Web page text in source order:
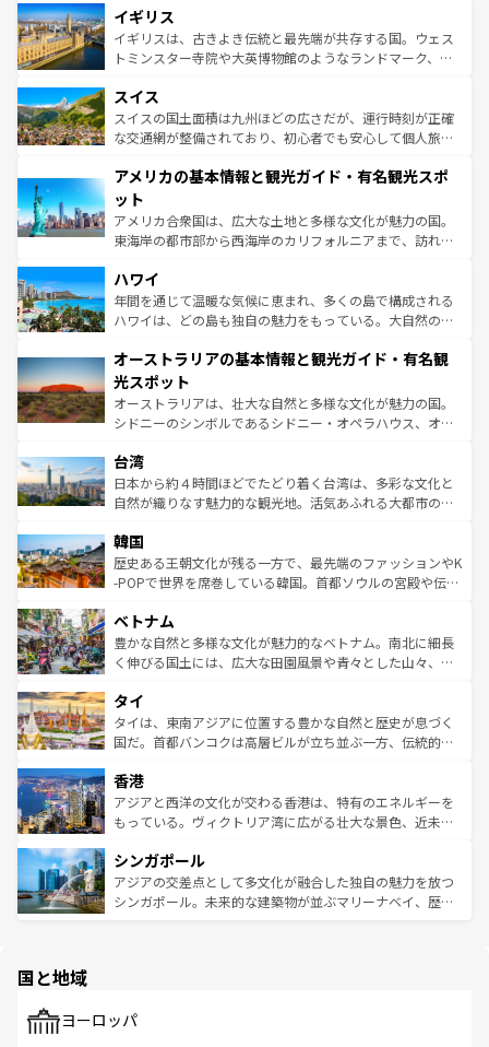
香り高いラベンダー畑など、多彩な楽しみ方が可能だ。さ
らに、パリ以外の地域にも魅力が溢れており、どの街角に
も豊かな歴史と文化が息づいている。パリ以外の個性あふ
を参照してほしい。
顔を持つこの国は、どこを歩いても飽きることがない。ベ
ルリンの文化的活気、バイエルン州のアルプスの絶景、そ
してライン川沿いのワイン畑といった風景は必見。ビール
は、お酒好きな人にはぜひ体験してほしい。 なお、新着の
ドイツ情報はコンテンツ一覧を参照してほしい。
イギリス
イギリスは、古きよき伝統と最先端が共存する国。ウェス
トミンスター寺院や大英博物館のようなランドマーク、歴
リアごとに異なる魅力がある。また、優雅なアフタヌーン
ティー、ビール好きにはたまらない英国パブ、サッカー観
戦など、本場だからこそできる体験も豊富。イギリスを旅
ンツ一覧を参照してほしい。
スイス
スイスの国土面積は九州ほどの広さだが、運行時刻が正確
な交通網が整備されており、初心者でも安心して個人旅行
の建物がそのまま残る町や、スイスならではのユニークな
博物館もあり、アルプス観光だけでなく町歩きも満喫する
ことができる。国民の所得が高いため物価も高いが、旅行
者向けの交通パス提供のサービスもあり、うまく活用すれ
着のスイス情報は
アメリカの基本情報と観光ガイド・有名観光スポ
ット
アメリカ合衆国は、広大な土地と多様な文化が魅力の国。
東海岸の都市部から西海岸のカリフォルニアまで、訪れる
のような巨大都市は、観光、ショッピング、エンターテイ
ンメントが詰まった刺激的なスポットだ。一方、アメリカ
西部には大自然が広がり、グランドキャニオンやイエロー
部のニューオーリンズでは、音楽と美食が融合した独特の
文化が魅力。旅行者はアメリカの各地域で異なる魅力を楽
しみながら、その多様性と豊かな歴史を感じることができ
るだろう。車でのロードトリップや列車の旅も、アメリカ
情報は
ハワイ
年間を通じて温暖な気候に恵まれ、多くの島で構成される
ハワイは、どの島も独自の魅力をもっている。大自然の神
ワイ島は見逃せない。また、定番の観光地といえばオアフ
島だが、静かな自然を求めるならマウイ島やカウアイ島が
おすすめ。エメラルドグリーンに輝く海をはじめ、豊かな
文化や歴史が息づいている。「アロハスピリット」と呼ば
人々、おいしいローカルフードやハワイアンミュージッ
ク、伝統的なフラダンスなど、すべてがハワイの魅力を彩
っている。訪れるたびに新しい発見と感動が待っているハ
はコンテンツ一覧
オーストラリアの基本情報と観光ガイド・有名観
光スポット
オーストラリアは、壮大な自然と多様な文化が魅力の国。
シドニーのシンボルであるシドニー・オペラハウス、オー
リアリーフや大陸中央部にそびえるウルル（エアーズロッ
ク）、タスマニアの美しい原生林やケアンズの熱帯雨林な
ど、見どころがたくさん。また、カフェやワイン、オージ
いる。アクティビティも充実しており、サーフィンやダイ
ビング、ハイキングなど、アウトドア好きにはたまらな
い。オーストラリアの多彩な魅力を存分に味わいつくそ
参照してほしい。
台湾
日本から約４時間ほどでたどり着く台湾は、多彩な文化と
自然が織りなす魅力的な観光地。活気あふれる大都市の台
ン）、静ひつな山岳地帯である台湾東部など、都市の喧騒
と山間の静けさが共存しており、訪れる人に新しい発見と
驚きをもたらしてくれる。また、奥深い台湾の食文化も魅
容にもいいと評判のスイーツなど、バラエティ豊かな料理
が味わえる。 なお、新着の台湾情報は コンテンツ一覧を参
照してほしい。
韓国
歴史ある王朝文化が残る一方で、最先端のファッションやK
-POPで世界を席巻している韓国。首都ソウルの宮殿や伝統
き、地方に足を延ばせば四季折々の自然美を楽しむことが
できる。そして、キムチや焼肉、絶品のストリートフード
まで、さまざまな韓国料理が待っている。夜には、韓国な
リティに包まれながら、韓国の多彩な魅力を心ゆくまで味
わってみてほしい。 なお、新着の韓国情報はコンテンツ一
覧を参照してほしい。
ベトナム
豊かな自然と多様な文化が魅力的なベトナム。南北に細長
く伸びる国土には、広大な田園風景や青々とした山々、世
急速な発展と共に伝統が息づく。ハノイの古い町並みやホ
ーチミン市のフランス統治時代の建物も、独特の雰囲気を
醸し出している。また、バラエティの豊かさとおいしさで
とつ。フォーやバインミー、ベトナムコーヒーなどは、ぜ
ひ現地で味わいたい。どの地域を訪れてもあたたかい人々
が旅行者を迎えてくれるので、きっと忘れられない旅にな
参照してほしい。
タイ
タイは、東南アジアに位置する豊かな自然と歴史が息づく
国だ。首都バンコクは高層ビルが立ち並ぶ一方、伝統的な
の活気が交差している。北部ではチェンマイなどの山岳地
帯で自然と触れ合い、南部ではプーケットやクラビの美し
いビーチでリゾート気分を楽しむことができる。タイ料理
激する。気候は一年中温暖で、どの季節にも異なる楽しみ
が待っている。親しみやすいタイの人々、仏教を中心とし
た文化、そして多様な観光資源が、訪れる旅人を魅了し続
香港
アジアと西洋の文化が交わる香港は、特有のエネルギーを
もっている。ヴィクトリア湾に広がる壮大な景色、近未来
み、どこを訪れても感動するはず。観光スポットが密集し
ており、効率よく見どころを回れるのも魅力。息をのむよ
うな絶景から文化的な体験まで、香港を存分に楽しみ尽く
シンガポール
アジアの交差点として多文化が融合した独自の魅力を放つ
シンガポール。未来的な建築物が並ぶマリーナベイ、歴史
で、ホーカーズは地元の風情を楽しめる外せないスポット
国と地域
ヨーロッパ